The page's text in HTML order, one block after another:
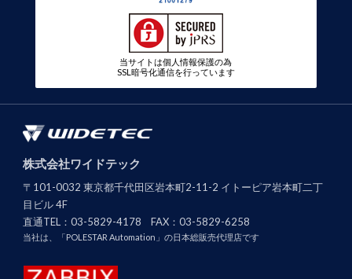
当サイトは個人情報保護の為
SSL暗号化通信を行っています
株式会社ワイドテック
〒101-0032 東京都千代田区岩本町2-11-2 イトーピア岩本町二丁
目ビル 4F
直通TEL：03-5829-4178 FAX：03-5829-6258
当社は、「POLESTAR Automation」の日本総販売代理店です